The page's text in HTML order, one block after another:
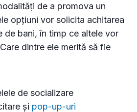
de a promova un
opțiuni vor solicita achitarea
de bani, în timp ce altele vor
dintre ele merită să fie
de socializare
și pop-up-uri